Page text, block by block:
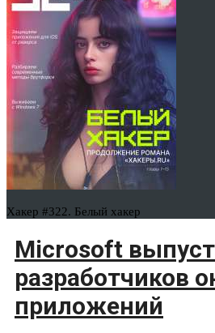
Хакер #322. Белый хакер
Microsoft
разработчиков
приложений